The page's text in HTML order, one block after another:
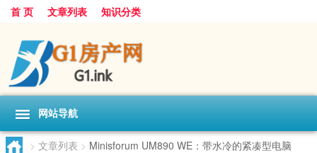
首 页 文章列表 知识分类
网站导航
> 文章列表 > Minisforum UM890 WE：带水冷的紧凑型电脑